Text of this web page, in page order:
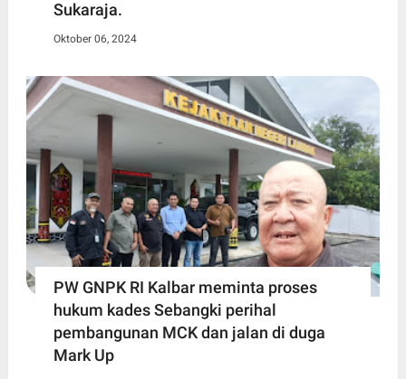
Sukaraja.
Oktober 06, 2024
PW GNPK RI Kalbar meminta proses
hukum kades Sebangki perihal
pembangunan MCK dan jalan di duga
Mark Up